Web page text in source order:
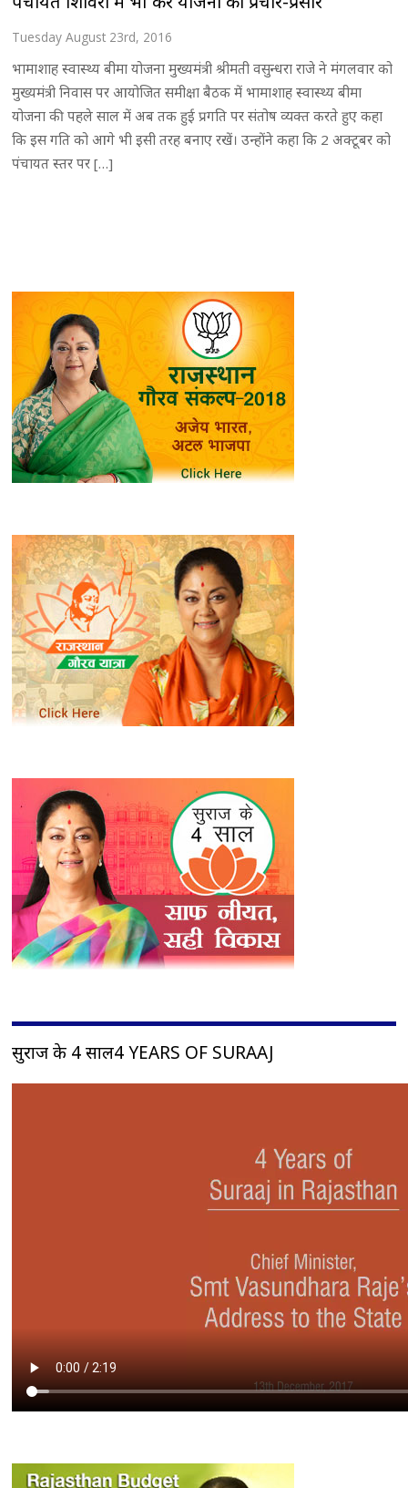
Tuesday August 23rd, 2016
भामाशाह स्वास्थ्य बीमा योजना मुख्यमंत्री श्रीमती वसुन्धरा राजे ने मंगलवार को
मुख्यमंत्री निवास पर आयोजित समीक्षा बैठक में भामाशाह स्वास्थ्य बीमा
योजना की पहले साल में अब तक हुई प्रगति पर संतोष व्यक्त करते हुए कहा
कि इस गति को आगे भी इसी तरह बनाए रखें। उन्होंने कहा कि 2 अक्टूबर को
पंचायत स्तर पर […]
सुराज के 4 साल4 YEARS OF SURAAJ